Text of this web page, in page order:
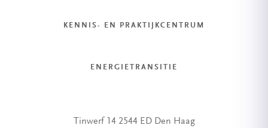
KENNIS- EN PRAKTIJKCENTRUM
ENERGIETRANSITIE
Tinwerf 14 2544 ED Den Haag